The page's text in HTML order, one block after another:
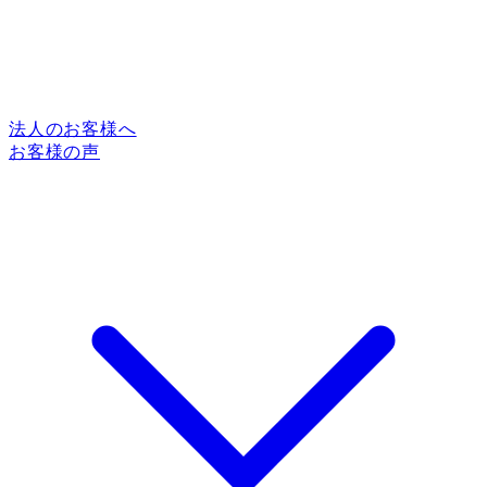
法人のお客様へ
お客様の声